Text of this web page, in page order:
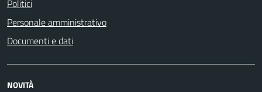
Politici
Personale amministrativo
Documenti e dati
NOVITÀ